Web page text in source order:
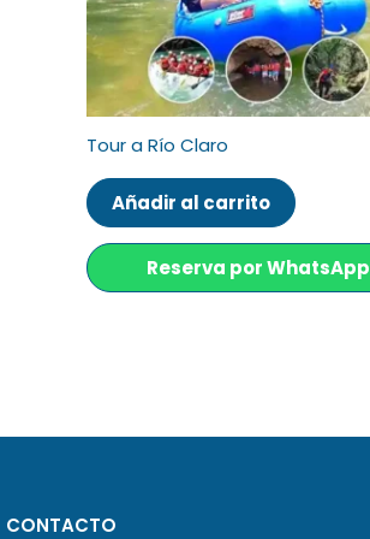
Tour a Río Claro
Añadir al carrito
Reserva por WhatsApp
CONTACTO